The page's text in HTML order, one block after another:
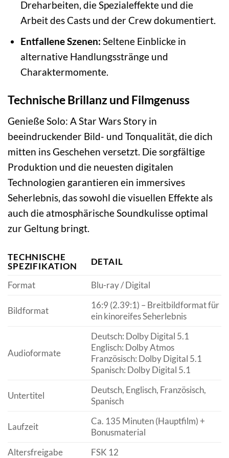
Dreharbeiten, die Spezialeffekte und die
Arbeit des Casts und der Crew dokumentiert.
Entfallene Szenen: Seltene Einblicke in
alternative Handlungsstränge und
Charaktermomente.
Technische Brillanz und Filmgenuss
Genieße Solo: A Star Wars Story in
beeindruckender Bild- und Tonqualität, die dich
mitten ins Geschehen versetzt. Die sorgfältige
Produktion und die neuesten digitalen
Technologien garantieren ein immersives
Seherlebnis, das sowohl die visuellen Effekte als
auch die atmosphärische Soundkulisse optimal
zur Geltung bringt.
TECHNISCHE
SPEZIFIKATION
DETAIL
Format Blu-ray / Digital
Bildformat
16:9 (2.39:1) – Breitbildformat für
ein kinoreifes Seherlebnis
Audioformate
Deutsch: Dolby Digital 5.1
Englisch: Dolby Atmos
Französisch: Dolby Digital 5.1
Spanisch: Dolby Digital 5.1
Untertitel
Deutsch, Englisch, Französisch,
Spanisch
Laufzeit
Ca. 135 Minuten (Hauptfilm) +
Bonusmaterial
Altersfreigabe
FSK 12